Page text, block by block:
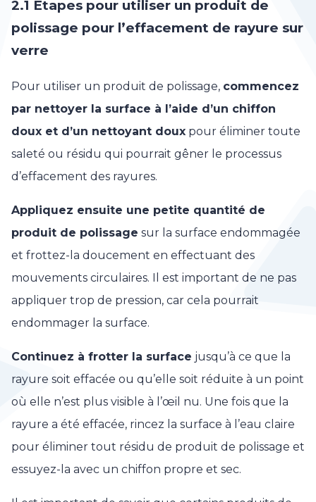
2.1 Etapes pour utiliser un produit de
polissage pour l’effacement de rayure sur
verre
Pour utiliser un produit de polissage, commencez
par nettoyer la surface à l’aide d’un chiffon
doux et d’un nettoyant doux pour éliminer toute
saleté ou résidu qui pourrait gêner le processus
d’effacement des rayures.
Appliquez ensuite une petite quantité de
produit de polissage sur la surface endommagée
et frottez-la doucement en effectuant des
mouvements circulaires. Il est important de ne pas
appliquer trop de pression, car cela pourrait
endommager la surface.
Continuez à frotter la surface jusqu’à ce que la
rayure soit effacée ou qu’elle soit réduite à un point
où elle n’est plus visible à l’œil nu. Une fois que la
rayure a été effacée, rincez la surface à l’eau claire
pour éliminer tout résidu de produit de polissage et
essuyez-la avec un chiffon propre et sec.